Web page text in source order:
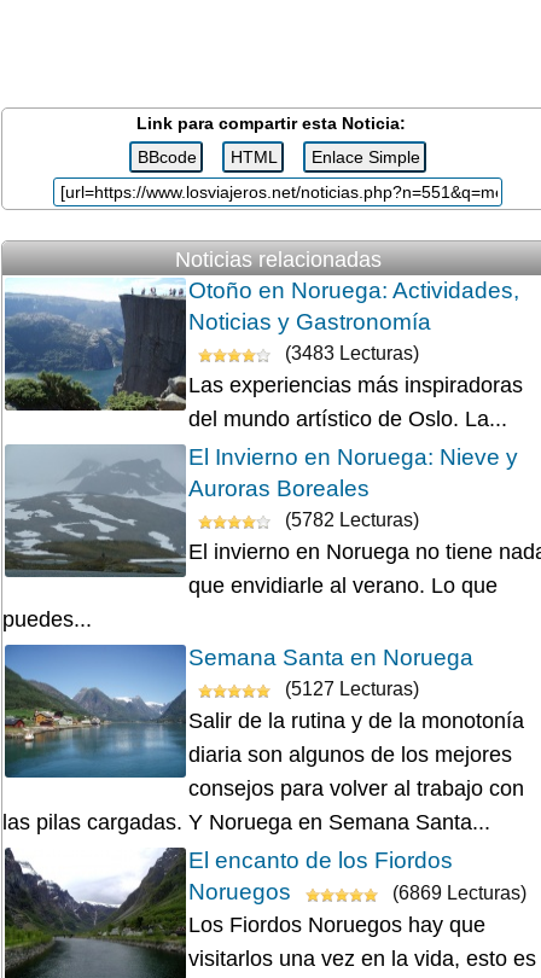
Link para compartir esta Noticia:
Noticias relacionadas
Otoño en Noruega: Actividades,
Noticias y Gastronomía
(3483 Lecturas)
Las experiencias más inspiradoras
del mundo artístico de Oslo. La...
El Invierno en Noruega: Nieve y
Auroras Boreales
(5782 Lecturas)
El invierno en Noruega no tiene
que envidiarle al verano. Lo que
puedes...
Semana Santa en Noruega
(5127 Lecturas)
Salir de la rutina y de la monotonía
diaria son algunos de los mejores
consejos para volver al trabajo con
las pilas cargadas. Y Noruega en Semana Santa...
El encanto de los Fiordos
Noruegos
(6869 Lecturas)
Los Fiordos Noruegos hay que
visitarlos una vez en la vida, esto es